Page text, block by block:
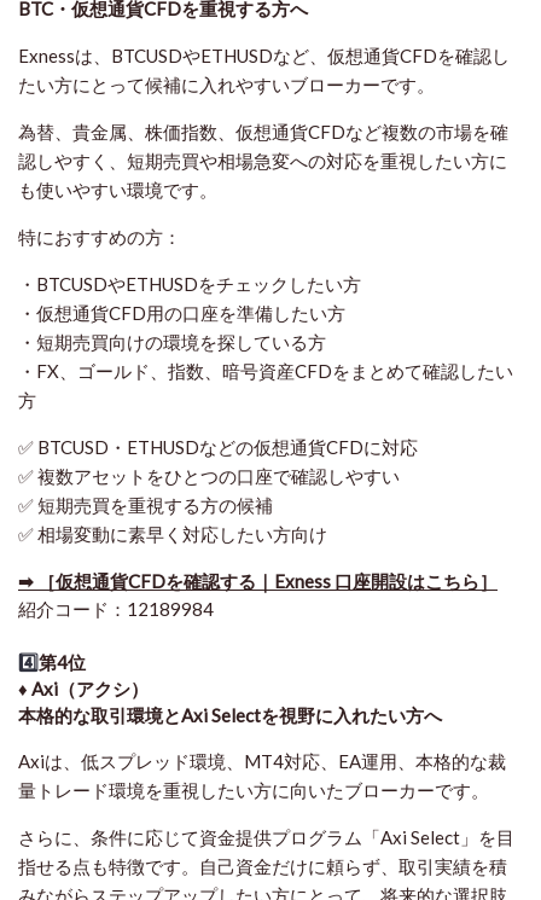
BTC・仮想通貨CFDを重視する方へ
Exnessは、BTCUSDやETHUSDなど、仮想通貨CFDを確認し
たい方にとって候補に入れやすいブローカーです。
為替、貴金属、株価指数、仮想通貨CFDなど複数の市場を確
認しやすく、短期売買や相場急変への対応を重視したい方に
も使いやすい環境です。
特におすすめの方：
・BTCUSDやETHUSDをチェックしたい方
・仮想通貨CFD用の口座を準備したい方
・短期売買向けの環境を探している方
・FX、ゴールド、指数、暗号資産CFDをまとめて確認したい
方
✅ BTCUSD・ETHUSDなどの仮想通貨CFDに対応
✅ 複数アセットをひとつの口座で確認しやすい
✅ 短期売買を重視する方の候補
✅ 相場変動に素早く対応したい方向け
➡ ［仮想通貨CFDを確認する｜Exness 口座開設はこちら］
紹介コード：12189984
4️⃣第4位
♦️ Axi（アクシ）
本格的な取引環境とAxi Selectを視野に入れたい方へ
Axiは、低スプレッド環境、MT4対応、EA運用、本格的な裁
量トレード環境を重視したい方に向いたブローカーです。
さらに、条件に応じて資金提供プログラム「Axi Select」を目
指せる点も特徴です。自己資金だけに頼らず、取引実績を積
みながらステップアップしたい方にとって、将来的な選択肢